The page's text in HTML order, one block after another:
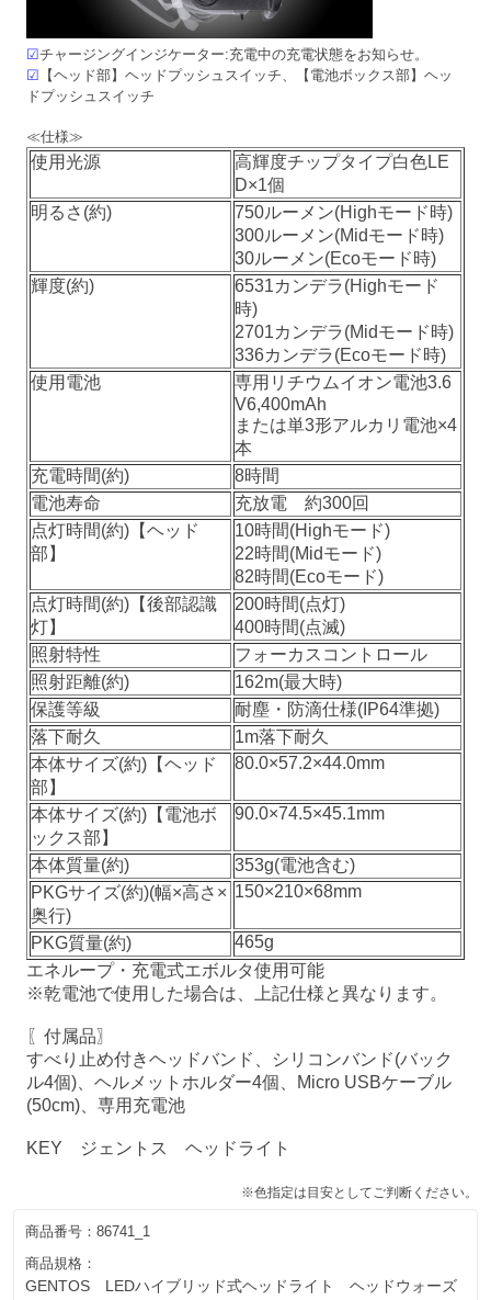
☑チャージングインジケーター:充電中の充電状態をお知らせ。
☑ 【ヘッド部】ヘッドプッシュスイッチ、【電池ボックス部】ヘッ
ドプッシュスイッチ
≪仕様≫
使用光源
高輝度チップタイプ白色LE
D×1個
明るさ(約)
750ルーメン(Highモード時)
300ルーメン(Midモード時)
30ルーメン(Ecoモード時)
輝度(約)
6531カンデラ(Highモード
時)
2701カンデラ(Midモード時)
336カンデラ(Ecoモード時)
使用電池
専用リチウムイオン電池3.6
V6,400mAh
または単3形アルカリ電池×4
本
充電時間(約)
8時間
電池寿命
充放電 約300回
点灯時間(約)【ヘッド
部】
10時間(Highモード)
22時間(Midモード)
82時間(Ecoモード)
点灯時間(約)【後部認識
灯】
200時間(点灯)
400時間(点滅)
照射特性
フォーカスコントロール
照射距離(約)
162m(最大時)
保護等級
耐塵・防滴仕様(IP64準拠)
落下耐久
1m落下耐久
本体サイズ(約)【ヘッド
部】
80.0×57.2×44.0mm
本体サイズ(約)【電池ボ
ックス部】
90.0×74.5×45.1mm
本体質量(約)
353g(電池含む)
PKGサイズ(約)(幅×高さ×
奥行)
150×210×68mm
PKG質量(約)
465g
エネループ・充電式エボルタ使用可能
※乾電池で使用した場合は、上記仕様と異なります。
〖付属品〗
すべり止め付きヘッドバンド、シリコンバンド(バック
ル4個)、ヘルメットホルダー4個、Micro USBケーブル
(50cm)、専用充電池
KEY ジェントス ヘッドライト
※色指定は目安としてご判断ください。
商品番号： 86741_1
商品規格：
GENTOS LEDハイブリッド式ヘッドライト ヘッドウォーズ